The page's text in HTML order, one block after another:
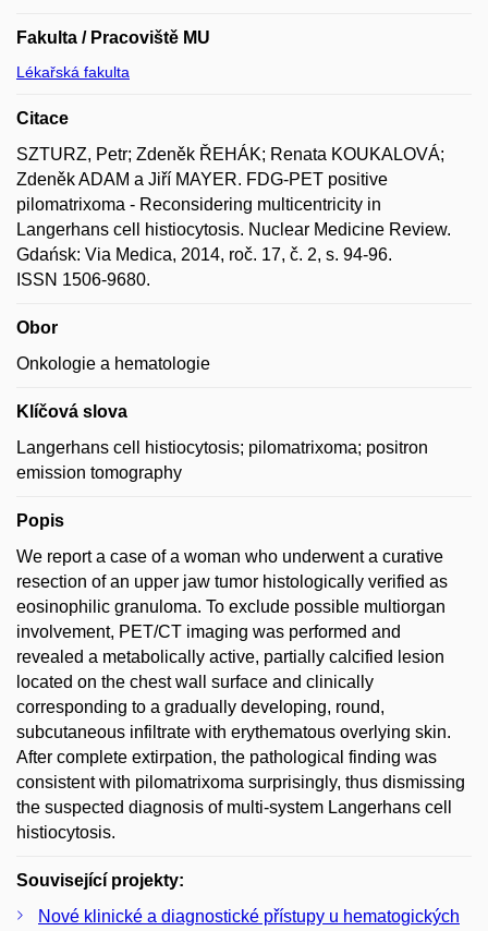
Fakulta / Pracoviště MU
Lékařská fakulta
Citace
SZTURZ, Petr; Zdeněk ŘEHÁK; Renata KOUKALOVÁ;
Zdeněk ADAM a Jiří MAYER. FDG-PET positive
pilomatrixoma - Reconsidering multicentricity in
Langerhans cell histiocytosis. Nuclear Medicine Review.
Gdańsk: Via Medica, 2014, roč. 17, č. 2, s. 94-96.
ISSN 1506-9680.
Obor
Onkologie a hematologie
Klíčová slova
Langerhans cell histiocytosis; pilomatrixoma; positron
emission tomography
Popis
We report a case of a woman who underwent a curative
resection of an upper jaw tumor histologically verified as
eosinophilic granuloma. To exclude possible multiorgan
involvement, PET/CT imaging was performed and
revealed a metabolically active, partially calcified lesion
located on the chest wall surface and clinically
corresponding to a gradually developing, round,
subcutaneous infiltrate with erythematous overlying skin.
After complete extirpation, the pathological finding was
consistent with pilomatrixoma surprisingly, thus dismissing
the suspected diagnosis of multi-system Langerhans cell
histiocytosis.
Související projekty:
Nové klinické a diagnostické přístupy u hematogických